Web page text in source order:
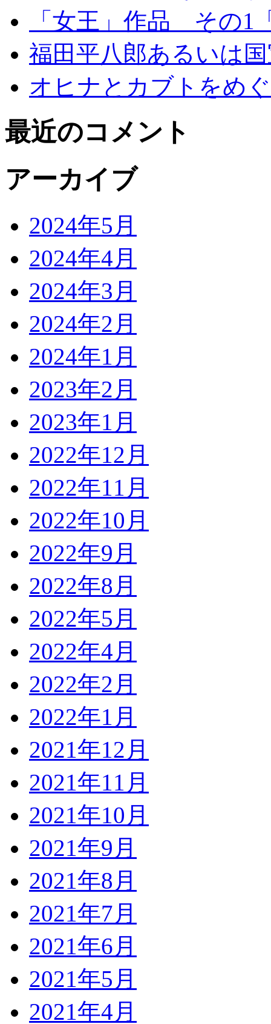
「女王」作品 その1
福田平八郎あるいは
オヒナとカブトをめ
最近のコメント
アーカイブ
2024年5月
2024年4月
2024年3月
2024年2月
2024年1月
2023年2月
2023年1月
2022年12月
2022年11月
2022年10月
2022年9月
2022年8月
2022年5月
2022年4月
2022年2月
2022年1月
2021年12月
2021年11月
2021年10月
2021年9月
2021年8月
2021年7月
2021年6月
2021年5月
2021年4月